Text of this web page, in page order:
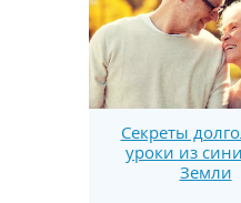
Секреты
уроки из
Земли